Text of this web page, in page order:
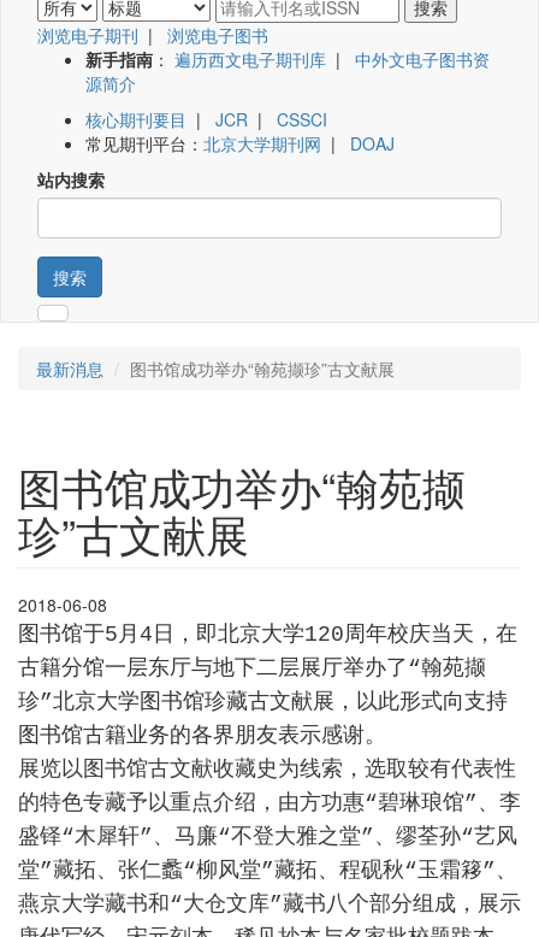
浏览电子期刊 | 浏览电子图书
新手指南 ： 遍历西文电子期刊库 | 中外文电子图书资
源简介
核心期刊要目 | JCR | CSSCI
常见期刊平台： 北京大学期刊网 | DOAJ
站内搜索
搜索
最新消息 图书馆成功举办“翰苑撷珍”古文献展
图书馆成功举办“翰苑撷
珍”古文献展
2018-06-08
图书馆于5月 4 日，即北京大学120周年校庆当天，在
古籍分馆一层东厅与地下二层展厅举办了 “翰苑撷
珍”北京大学图书馆珍藏古文献展，以此形式向支持
图书馆古籍业务的各界朋友表示感谢。
展览以图书馆古文献收藏史为线索，选取较有代表性
的特色专藏予以重点介绍，由方功惠“碧琳琅馆” 、李
盛铎“木犀轩” 、马廉“不登大雅之堂” 、缪荃孙“艺风
堂”藏拓、张仁蠡“柳风堂”藏拓、程砚秋“玉霜簃” 、
燕京大学藏书和“大仓文库”藏书八个部分组成，展示